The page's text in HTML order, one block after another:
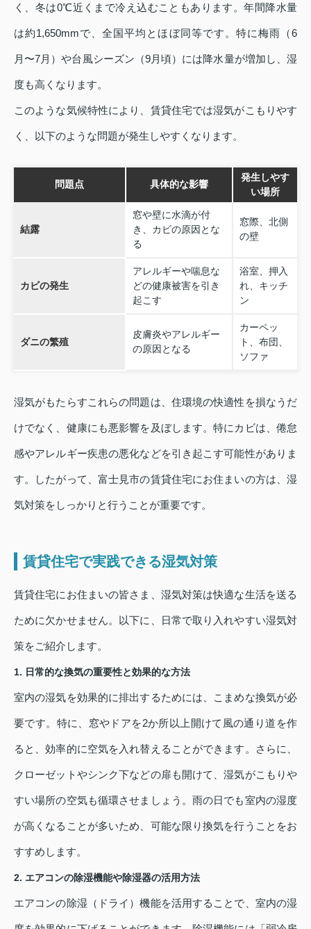
く、冬は0℃近くまで冷え込むこともあります。年間降水量
は約1,650mmで、全国平均とほぼ同等です。特に梅雨（6
月〜7月）や台風シーズン（9月頃）には降水量が増加し、湿
度も高くなります。
このような気候特性により、賃貸住宅では湿気がこもりやす
く、以下のような問題が発生しやすくなります。
問題点 具体的な影響
発生しやす
い場所
結露
窓や壁に水滴が付
き、カビの原因とな
る
窓際、北側
の壁
カビの発生
アレルギーや喘息な
どの健康被害を引き
起こす
浴室、押入
れ、キッチ
ン
ダニの繁殖
皮膚炎やアレルギー
の原因となる
カーペッ
ト、布団、
ソファ
湿気がもたらすこれらの問題は、住環境の快適性を損なうだ
けでなく、健康にも悪影響を及ぼします。特にカビは、倦怠
感やアレルギー疾患の悪化などを引き起こす可能性がありま
す。したがって、富士見市の賃貸住宅にお住まいの方は、湿
気対策をしっかりと行うことが重要です。
賃貸住宅で実践できる湿気対策
賃貸住宅にお住まいの皆さま、湿気対策は快適な生活を送る
ために欠かせません。以下に、日常で取り入れやすい湿気対
策をご紹介します。
1. 日常的な換気の重要性と効果的な方法
室内の湿気を効果的に排出するためには、こまめな換気が必
要です。特に、窓やドアを2か所以上開けて風の通り道を作
ると、効率的に空気を入れ替えることができます。さらに、
クローゼットやシンク下などの扉も開けて、湿気がこもりや
すい場所の空気も循環させましょう。雨の日でも室内の湿度
が高くなることが多いため、可能な限り換気を行うことをお
すすめします。
2. エアコンの除湿機能や除湿器の活用方法
エアコンの除湿（ドライ）機能を活用することで、室内の湿